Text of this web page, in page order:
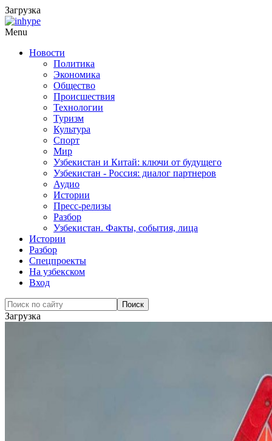
Загрузка
Menu
Новости
Политика
Экономика
Общество
Происшествия
Технологии
Туризм
Культура
Спорт
Мир
Узбекистан и Китай: ключи от будущего
Узбекистан - Россия: диалог партнеров
Аудио
Истории
Пресс-релизы
Разбор
Узбекистан. Факты, события, лица
Истории
Разбор
Спецпроекты
На узбекском
Вход
Загрузка